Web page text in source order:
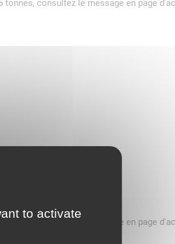
to activate
consultez le message en page
consultez le message en page